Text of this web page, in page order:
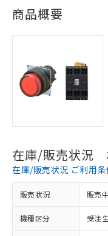
商品概要
在庫/販売状況
在庫/販売状況 ご利用条
販売状況 販売中
機種区分 受注